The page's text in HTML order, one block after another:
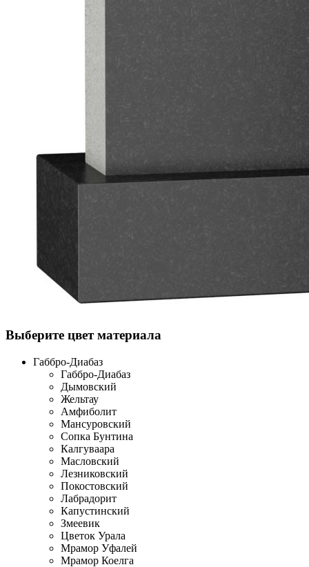
Выберите цвет материала
Габбро-Диабаз
Габбро-Диабаз
Дымовский
Жельтау
Амфиболит
Мансуровский
Сопка Бунтина
Калгуваара
Масловский
Лезниковский
Покостовский
Лабрадорит
Капустинский
Змеевик
Цветок Урала
Мрамор Уфалей
Мрамор Коелга